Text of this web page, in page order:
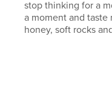
stop thinking for a
a moment and
honey, soft rocks